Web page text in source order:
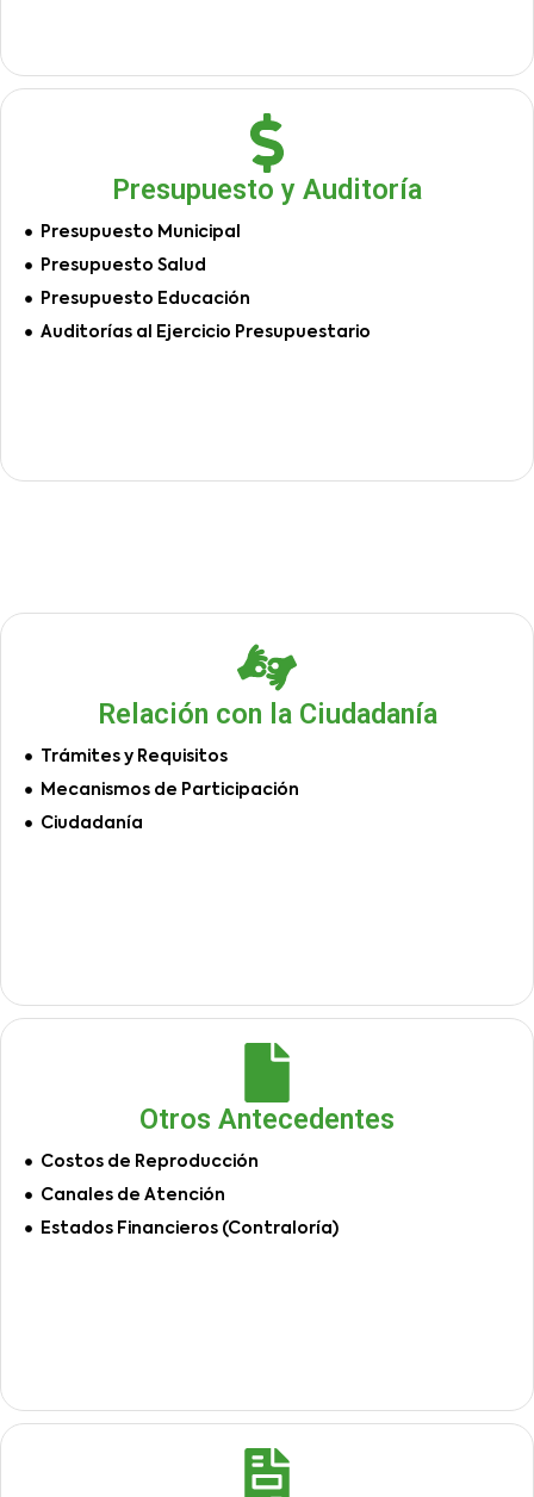
Presupuesto y Auditoría
Presupuesto Municipal
Presupuesto Salud
Presupuesto Educación
Auditorías al Ejercicio Presupuestario
Relación con la Ciudadanía
Trámites y Requisitos
Mecanismos de Participación
Ciudadanía
Otros Antecedentes
Costos de Reproducción
Canales de Atención
Estados Financieros (Contraloría)